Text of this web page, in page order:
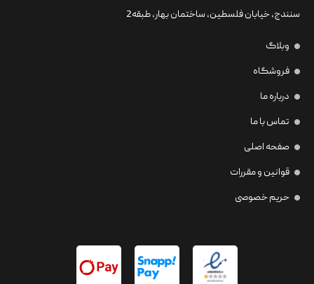
سنندج، خیابان فلسطین،‌ ساختمان بهار، طبقه2
وبلاگ
فروشگاه
درباره ما
تماس با ما
صفحه اصلی
قوانین و مقررات
حریم خصوصی